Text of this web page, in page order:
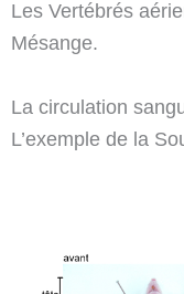
Les Vertébrés
Mésange.
La circulation
L’exemple de la